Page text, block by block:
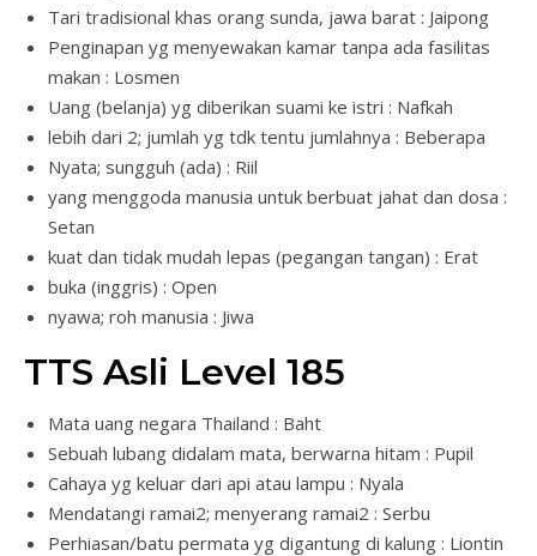
Tari tradisional khas orang sunda, jawa barat : Jaipong
Penginapan yg menyewakan kamar tanpa ada fasilitas
makan : Losmen
Uang (belanja) yg diberikan suami ke istri : Nafkah
lebih dari 2; jumlah yg tdk tentu jumlahnya : Beberapa
Nyata; sungguh (ada) : Riil
yang menggoda manusia untuk berbuat jahat dan dosa :
Setan
kuat dan tidak mudah lepas (pegangan tangan) : Erat
buka (inggris) : Open
nyawa; roh manusia : Jiwa
TTS Asli Level 185
Mata uang negara Thailand : Baht
Sebuah lubang didalam mata, berwarna hitam : Pupil
Cahaya yg keluar dari api atau lampu : Nyala
Mendatangi ramai2; menyerang ramai2 : Serbu
Perhiasan/batu permata yg digantung di kalung : Liontin